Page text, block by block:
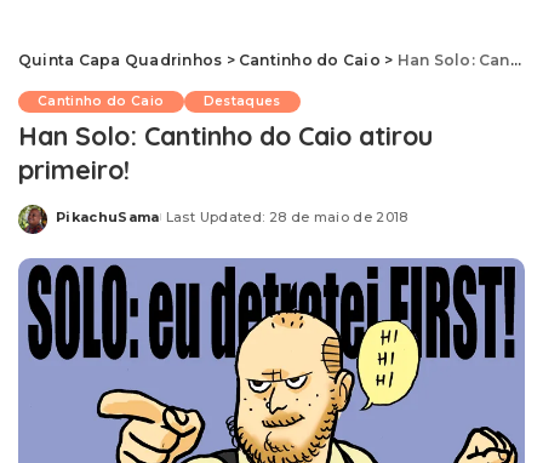
Quinta Capa Quadrinhos > Cantinho do Caio > Han Solo: Cantinho do Caio atirou primeiro!
Cantinho do Caio Destaques
Han Solo: Cantinho do Caio atirou
primeiro!
Posted
PikachuSama Last Updated: 28 de maio de 2018